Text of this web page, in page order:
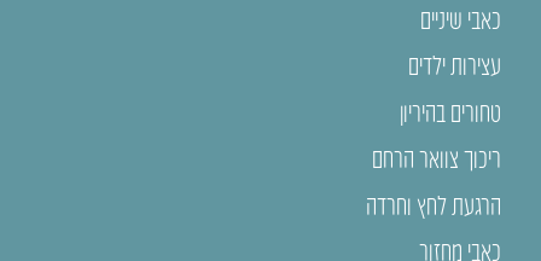
כאבי שיניים
עצירות ילדים
טחורים בהיריון
ריכוך צוואר הרחם
הרגעת לחץ וחרדה
כאבי מחזור